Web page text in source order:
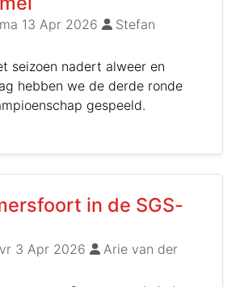
ma 13 Apr 2026
Stefan
seizoen nadert alweer en
hebben we de derde ronde
gespeeld.
in de SGS-
vr 3 Apr 2026
Arie van der